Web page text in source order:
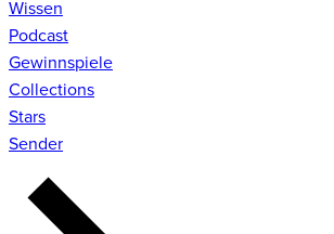
Wissen
Podcast
Gewinnspiele
Collections
Stars
Sender